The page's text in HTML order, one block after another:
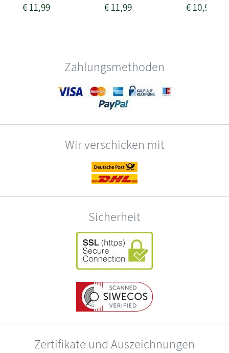
€11,99 €11,99 €10,99
Zahlungsmethoden
Wir verschicken mit
Sicherheit
Zertifikate und Auszeichnungen